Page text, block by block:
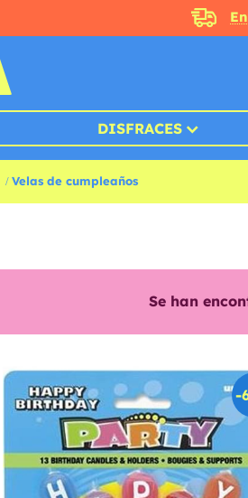
DISFRACES
Velas de cumpleaños
Se han
-